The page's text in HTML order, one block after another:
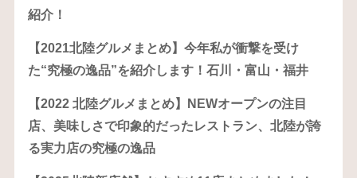
紹介！
【2021北陸グルメまとめ】今年私が衝撃を受け
た“究極の逸品”を紹介します！石川・富山・福井
【2022 北陸グルメまとめ】NEWオープンの注目
店、美味しさで印象的だったレストラン、北陸が誇
る実力店の究極の逸品